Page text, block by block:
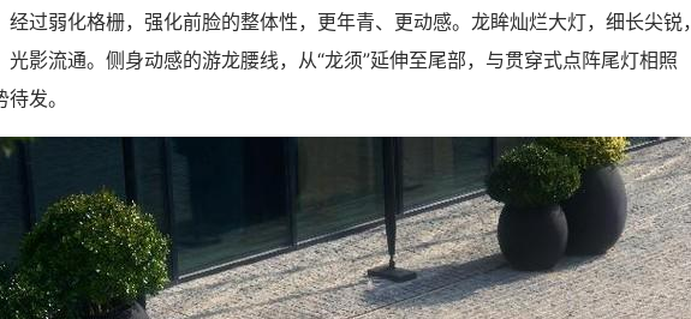
过弱化格栅，强化前脸的整体性，更年青、更动感。龙眸灿烂大灯，细长尖锐，
光影流通。侧身动感的游龙腰线，从“龙须”延伸至尾部，与贯穿式点阵尾灯相照
发。